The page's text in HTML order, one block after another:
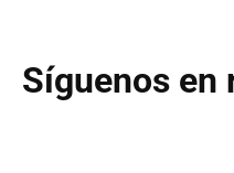
Síguenos en